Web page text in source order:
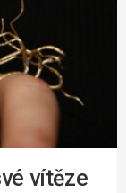
vítěze